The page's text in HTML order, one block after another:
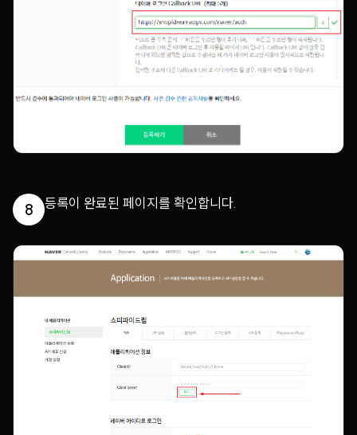
8 등록이 완료된 페이지를 확인합니다.